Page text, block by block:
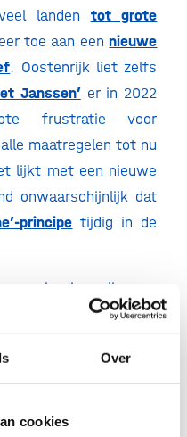
Over
cookies
landen tot grote
toe aan eennieuwe
. Oostenrijk liet zelfs
Janssen’er in 2022
frustratie voor
maatregelen tot nu
lijkt met een nieuwe
onwaarschijnlijk dat
principe tijdig in de
vaccins is weliswaar
het einde van deze
zijn van voldoende
één van de
van de NOS